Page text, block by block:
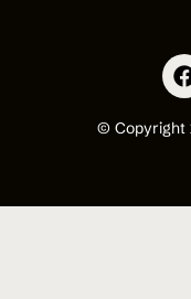
© Copyright